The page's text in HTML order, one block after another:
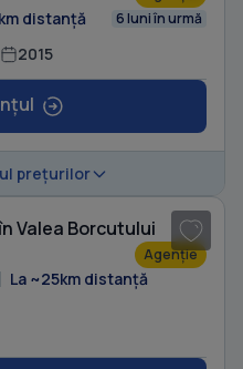
distanță 6 luni în urmă
2015
prețurilor
Valea Borcutului
Agenție
La ~25km distanță